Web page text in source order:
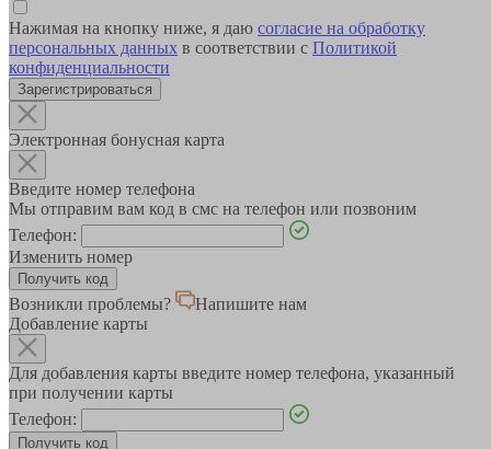
Нажимая на кнопку ниже, я даю согласие на обработку
персональных данных в соответствии с Политикой
конфиденциальности
Зарегистрироваться
Электронная бонусная карта
Введите номер телефона
Мы отправим вам код в смс на телефон или позвоним
Телефон:
Изменить номер
Возникли проблемы?
Напишите нам
Добавление карты
Для добавления карты введите номер телефона, указанный
при получении карты
Телефон: